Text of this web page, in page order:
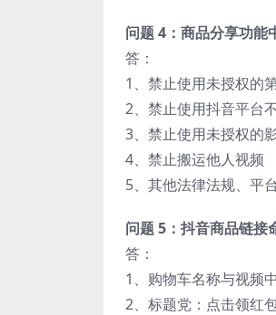
问题 4：商品分享功能
答：
1、禁止使用未授权的
2、禁止使用抖音平台
3、禁止使用未授权的
4、禁止搬运他人视频
5、其他法律法规、平
问题 5：抖音商品链接
答：
1、购物车名称与视频
2、标题党：点击领红